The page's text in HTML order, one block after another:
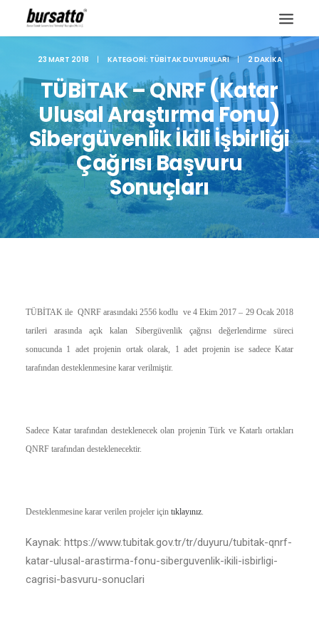
23 MART 2018 | KATEGORI: TÜBITAK DUYURULARI | 2 DAKIKA
TÜBİTAK – QNRF (Katar
Ulusal Araştırma Fonu)
Sibergüvenlik İkili İşbirliği
Çağrısı Başvuru
Sonuçları
TÜBİTAK ile QNRF arasındaki 2556 kodlu ve 4 Ekim 2017 – 29 Ocak 2018
tarileri arasında açık kalan Sibergüvenlik çağrısı değerlendirme süreci
sonucunda 1 adet projenin ortak olarak, 1 adet projenin ise sadece Katar
tarafından desteklenmesine karar verilmiştir.
Sadece Katar tarafından desteklenecek olan projenin Türk ve Katarlı ortakları
QNRF tarafından desteklenecektir.
Desteklenmesine karar verilen projeler için tıklayınız.
Kaynak: https://www.tubitak.gov.tr/tr/duyuru/tubitak-qnrf-
katar-ulusal-arastirma-fonu-siberguvenlik-ikili-isbirligi-
cagrisi-basvuru-sonuclari